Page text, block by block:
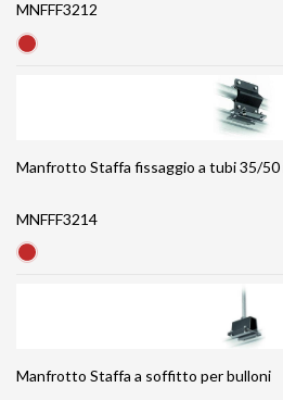
MNFFF3212
Manfrotto Staffa fissaggio a tubi 35/50
MNFFF3214
Manfrotto Staffa a soffitto per bulloni